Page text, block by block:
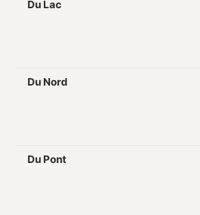
Du Lac
Du Nord
Du Pont